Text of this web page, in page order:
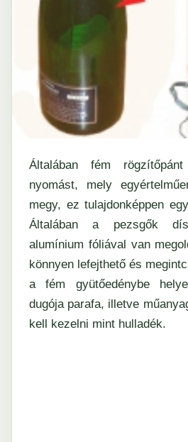
Általában fém
nyomást, mely
megy, ez tulajdonképpen
Általában a pezsgők
alumínium fóliával van
könnyen lefejthető és
a fém gyütőedénybe
dugója parafa, illetve
kell kezelni mint hulladék.